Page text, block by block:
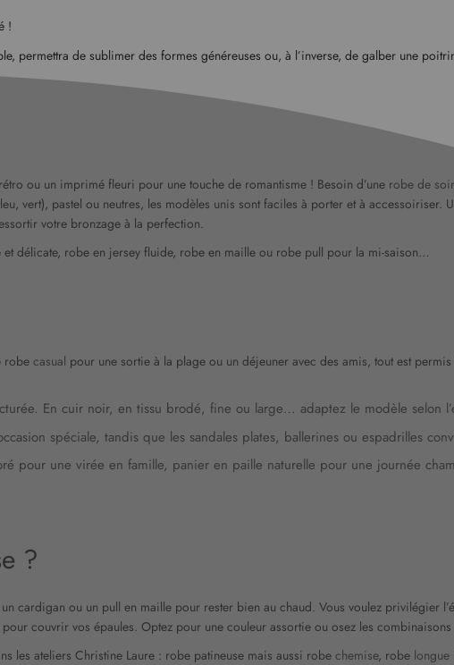
!
permettra de sublimer des formes généreuses ou, à l’inverse, de galber une
ou un imprimé fleuri pour une touche de romantisme ! Besoin d’une robe de
vert), pastel ou neutres, les modèles unis sont faciles à porter et à accessoiriser.
votre bronzage à la perfection.
délicate, robe en jersey fluide, robe en maille ou robe pull pour la mi-saison…
robe casual pour une sortie à la plage ou un déjeuner avec des amis, tout est
En cuir noir, en tissu brodé, fine ou large… adaptez le modèle selon
spéciale, tandis que les sandales plates, ballerines ou espadrilles
pour une virée en famille, panier en paille naturelle pour une journée
?
cardigan ou un pull en maille pour rester bien au chaud. Vous voulez privilégier
couvrir vos épaules. Optez pour une couleur assortie ou osez les
les ateliers Christine Laure : robe patineuse mais aussi robe chemise, robe